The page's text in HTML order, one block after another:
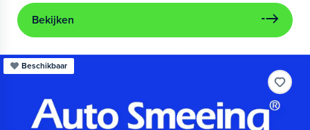
Bekijken
Beschikbaar